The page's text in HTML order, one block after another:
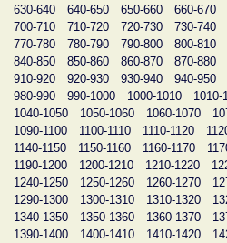
630-640
640-650 650-660 660-670
700-710
710-720 720-730 730-740
770-780
780-790 790-800 800-810
840-850
850-860 860-870 870-880
910-920
920-930 930-940 940-950
980-990
990-1000 1000-1010 1010-
1040-1050
1050-1060 1060-1070
1090-1100
1100-1110 1110-1120
1140-1150
1150-1160 1160-1170
1190-1200
1200-1210 1210-1220
1240-1250
1250-1260 1260-1270
1290-1300
1300-1310 1310-1320
1340-1350
1350-1360 1360-1370
1390-1400
1400-1410 1410-1420